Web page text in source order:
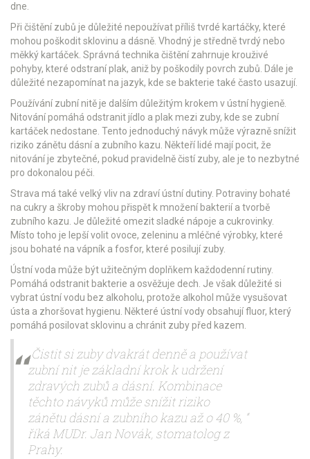
dne.
Při čištění zubů je důležité nepoužívat příliš tvrdé kartáčky, které
mohou poškodit sklovinu a dásně. Vhodný je středně tvrdý nebo
měkký kartáček. Správná technika čištění zahrnuje krouživé
pohyby, které odstraní plak, aniž by poškodily povrch zubů. Dále je
důležité nezapomínat na jazyk, kde se bakterie také často usazují.
Používání zubní nitě je dalším důležitým krokem v ústní hygieně.
Nitování pomáhá odstranit jídlo a plak mezi zuby, kde se zubní
kartáček nedostane. Tento jednoduchý návyk může výrazně snížit
riziko zánětu dásní a zubního kazu. Někteří lidé mají pocit, že
nitování je zbytečné, pokud pravidelně čistí zuby, ale je to nezbytné
pro dokonalou péči.
Strava má také velký vliv na zdraví ústní dutiny. Potraviny bohaté
na cukry a škroby mohou přispět k množení bakterií a tvorbě
zubního kazu. Je důležité omezit sladké nápoje a cukrovinky.
Místo toho je lepší volit ovoce, zeleninu a mléčné výrobky, které
jsou bohaté na vápník a fosfor, které posilují zuby.
Ústní voda může být užitečným doplňkem každodenní rutiny.
Pomáhá odstranit bakterie a osvěžuje dech. Je však důležité si
vybrat ústní vodu bez alkoholu, protože alkohol může vysušovat
ústa a zhoršovat hygienu. Některé ústní vody obsahují fluor, který
pomáhá posilovat sklovinu a chránit zuby před kazem.
„Čistit si zuby dvakrát denně a používat
zubní nit je základní krok k udržení
zdravých zubů a dásní. Kombinace
těchto návyků může snížit riziko
zánětu dásní a zubního kazu až o 40 %, “
říká MUDr. Jan Novák, stomatolog z
Prahy.